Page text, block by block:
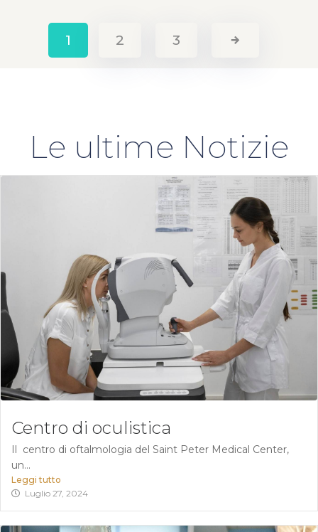
1 2 3
Le ultime Notizie
Centro di oculistica
Il centro di oftalmologia del Saint Peter Medical Center,
un...
Leggi tutto
Luglio 27, 2024